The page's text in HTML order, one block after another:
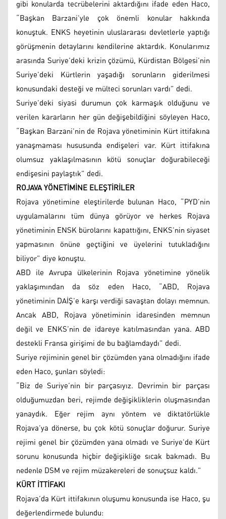
gibi konularda tecrübelerini aktardığını ifade eden Haco,
“Başkan Barzani’yle çok önemli konular hakkında
konuştuk. ENKS heyetinin uluslararası devletlerle yaptığı
görüşmenin detaylarını kendilerine aktardık. Konularımız
arasında Suriye’deki krizin çözümü, Kürdistan Bölgesi’nin
Suriye’deki Kürtlerin yaşadığı sorunların giderilmesi
konusundaki desteği ve mülteci sorunları vardı” dedi.
Suriye’deki siyasi durumun çok karmaşık olduğunu ve
verilen kararların her gün değişebildiğini söyleyen Haco,
“Başkan Barzani’nin de Rojava yönetiminin Kürt ittifakına
yanaşmaması hususunda endişeleri var. Kürt ittifakına
olumsuz yaklaşılmasının kötü sonuçlar doğurabileceği
endişesini paylaştık” dedi.
ROJAVA YÖNETİMİNE ELEŞTİRİLER
Rojava yönetimine eleştirilerde bulunan Haco, “PYD’nin
uygulamalarını tüm dünya görüyor ve herkes Rojava
yönetiminin ENSK bürolarını kapattığını, ENKS’nin siyaset
yapmasının önüne geçtiğini ve üyelerini tutukladığını
biliyor” diye konuştu.
ABD ile Avrupa ülkelerinin Rojava yönetimine yönelik
yaklaşımından da söz eden Haco, “ABD, Rojava
yönetiminin DAİŞ’e karşı verdiği savaştan dolayı memnun.
Ancak ABD, Rojava yönetiminin idaresinden memnun
değil ve ENKS’nin de idareye katılmasından yana. ABD
destekli Fransa girişimi de bu bağlamdaydı” dedi.
Suriye rejiminin genel bir çözümden yana olmadığını ifade
eden Haco, şunları söyledi:
“Biz de Suriye’nin bir parçasıyız. Devrimin bir parçası
olduğumuzdan beri, rejimde değişikliklerin oluşmasından
yanaydık. Eğer rejim aynı yöntem ve diktatörlükle
Rojava’ya dönerse, bu çok kötü sonuçlar doğurur. Suriye
rejimi genel bir çözümden yana olmadı ve Suriye’de Kürt
sorunu konusunda hiçbir değişikliğe sıcak bakmadı. Bu
nedenle DSM ve rejim müzakereleri de sonuçsuz kaldı.”
KÜRT İTTİFAKI
Rojava’da Kürt ittifakının oluşumu konusunda ise Haco, şu
değerlendirmede bulundu: